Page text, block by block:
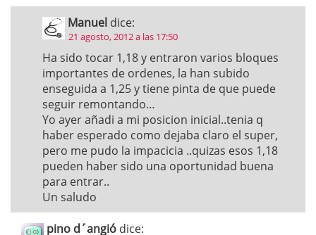
Manuel dice:
21 agosto, 2012 a las 17:50
Ha sido tocar 1,18 y entraron varios bloques
importantes de ordenes, la han subido
enseguida a 1,25 y tiene pinta de que puede
seguir remontando…
Yo ayer añadi a mi posicion inicial..tenia q
haber esperado como dejaba claro el super,
pero me pudo la impacicia ..quizas esos 1,18
pueden haber sido una oportunidad buena
para entrar..
Un saludo
pino d´angió dice: